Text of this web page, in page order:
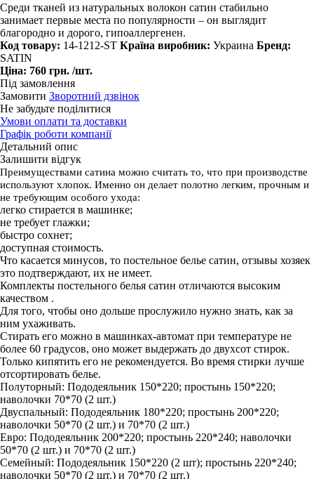
Среди тканей из натуральных волокон сатин стабильно
занимает первые места по популярности – он выглядит
благородно и дорого, гипоаллергенен.
Код товару: 14-1212-ST Країна виробник: Украина Бренд:
SATIN
Ціна: 760 грн. /шт.
Під замовлення
Замовити Зворотний дзвінок
Не забудьте поділитися
Умови оплати та доставки
Графік роботи компанії
Детальний опис
Залишити відгук
Преимуществами сатина можно считать то, что при производстве
используют хлопок. Именно он делает полотно легким, прочным и
не требующим особого ухода:
легко стирается в машинке;
не требует глажки;
быстро сохнет;
доступная стоимость.
Что касается минусов, то постельное белье сатин, отзывы хозяек
это подтверждают, их не имеет.
Комплекты постельного белья сатин отличаются высоким
качеством .
Для того, чтобы оно дольше прослужило нужно знать, как за
ним ухаживать.
Стирать его можно в машинках-автомат при температуре не
более 60 градусов, оно может выдержать до двухсот стирок.
Только кипятить его не рекомендуется. Во время стирки лучше
отсортировать белье.
Полуторный: Пододеяльник 150*220; простынь 150*220;
наволочки 70*70 (2 шт.)
Двуспальный: Пододеяльник 180*220; простынь 200*220;
наволочки 50*70 (2 шт.) и 70*70 (2 шт.)
Евро: Пододеяльник 200*220; простынь 220*240; наволочки
50*70 (2 шт.) и 70*70 (2 шт.)
Семейный: Пододеяльник 150*220 (2 шт); простынь 220*240;
наволочки 50*70 (2 шт.) и 70*70 (2 шт.)